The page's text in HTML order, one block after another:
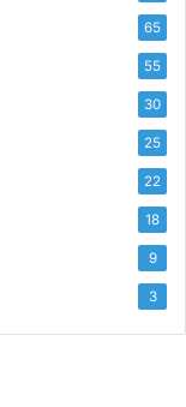
65
55
30
25
22
18
9
3